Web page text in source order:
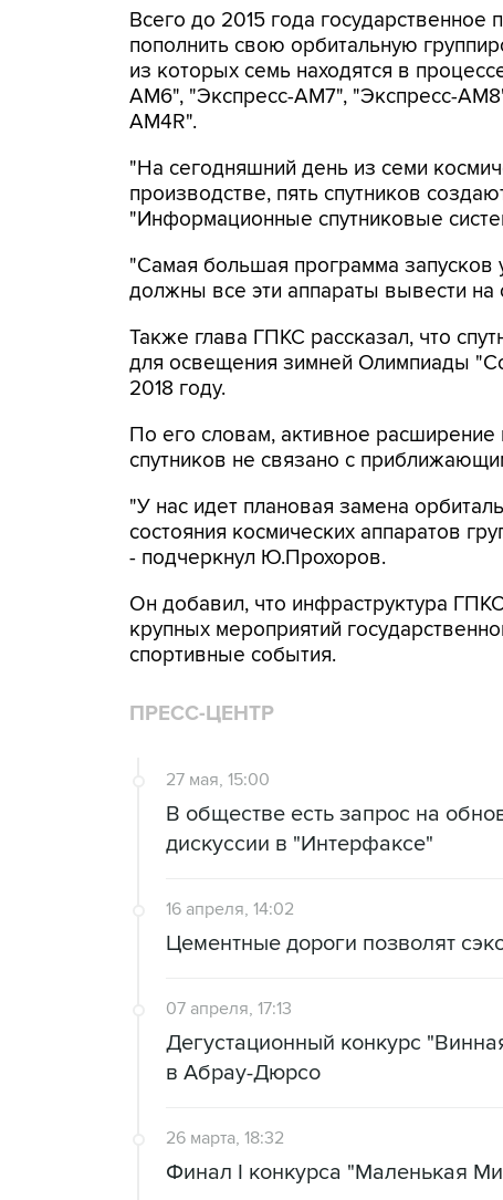
Всего до 2015 года государственное
пополнить свою орбитальную
из которых семь находятся в
АМ6", "Экспресс-АМ7", "Экспресс-
АМ4R".
"На сегодняшний день из семи
производстве, пять спутников
"Информационные спутниковые
"Самая большая программа
должны все эти аппараты вывести на
Также глава ГПКС рассказал, что
для освещения зимней Олимпиады
2018 году.
По его словам, активное
спутников не связано с
"У нас идет плановая замена
состояния космических аппаратов
- подчеркнул Ю.Прохоров.
Он добавил, что инфраструктура
крупных мероприятий
спортивные события.
ПРЕСС-ЦЕНТР
27 мая, 15:00
В обществе есть запрос на
дискуссии в "Интерфаксе"
16 апреля, 14:02
Цементные дороги позволят
07 апреля, 17:13
Дегустационный конкурс
в Абрау-Дюрсо
26 марта, 18:32
Финал I конкурса "Маленькая